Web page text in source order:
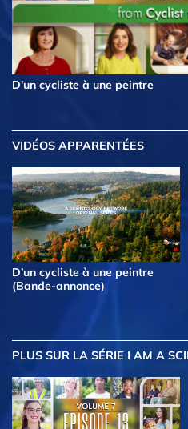
D’un cycliste à une peintre
VIDÉOS APPARENTÉES
D’un cycliste à une peintre
(Bande-annonce)
PLUS SUR LA SÉRIE I AM A